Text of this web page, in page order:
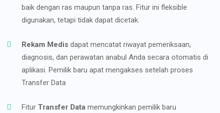
baik dengan ras maupun tanpa ras. Fitur ini fleksible
digunakan, tetapi tidak dapat dicetak.
Rekam Medis dapat mencatat riwayat pemeriksaan,
diagnosis, dan perawatan anabul Anda secara otomatis di
aplikasi. Pemilik baru apat mengakses setelah proses
Transfer Data
Fitur Transfer Data memungkinkan pemilik baru